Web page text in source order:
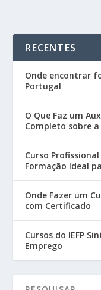
RECENTES
Onde encontrar
Portugal
O Que Faz um
Completo sobre a
Curso
Formação Ideal
Onde Fazer um
com Certificado
Cursos do IEFP
Emprego